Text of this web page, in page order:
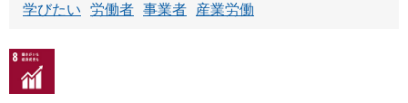
学びたい 労働者 事業者 産業労働